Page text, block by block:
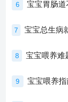
6
7
8
9 宝宝喂养